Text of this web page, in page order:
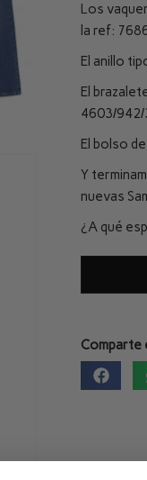
Los
la ref:
El anillo
El
4603/942/
El bolso
Y
nuevas
¿A qué